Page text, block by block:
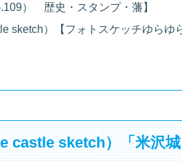
） 歴史・スタンプ・藩】
sketch）【フォトスケッチゆらゆ
castle sketch）「米沢